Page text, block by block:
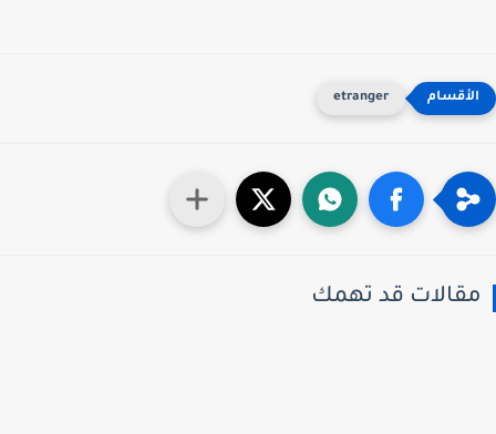
etranger
قد تهمك